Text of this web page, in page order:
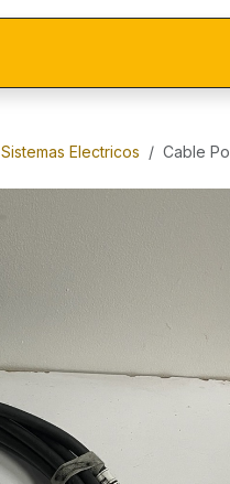
Sistemas Electricos Cable